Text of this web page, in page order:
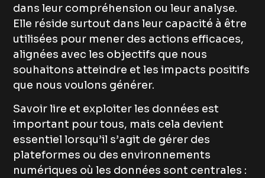
dans leur compréhension ou leur analyse.
Elle réside surtout dans leur capacité à être
utilisées pour mener des actions efficaces,
alignées avec les objectifs que nous
souhaitons atteindre et les impacts positifs
que nous voulons générer.
Savoir lire et exploiter les données est
important pour tous, mais cela devient
essentiel lorsqu’il s’agit de gérer des
plateformes ou des environnements
numériques où les données sont centrales :